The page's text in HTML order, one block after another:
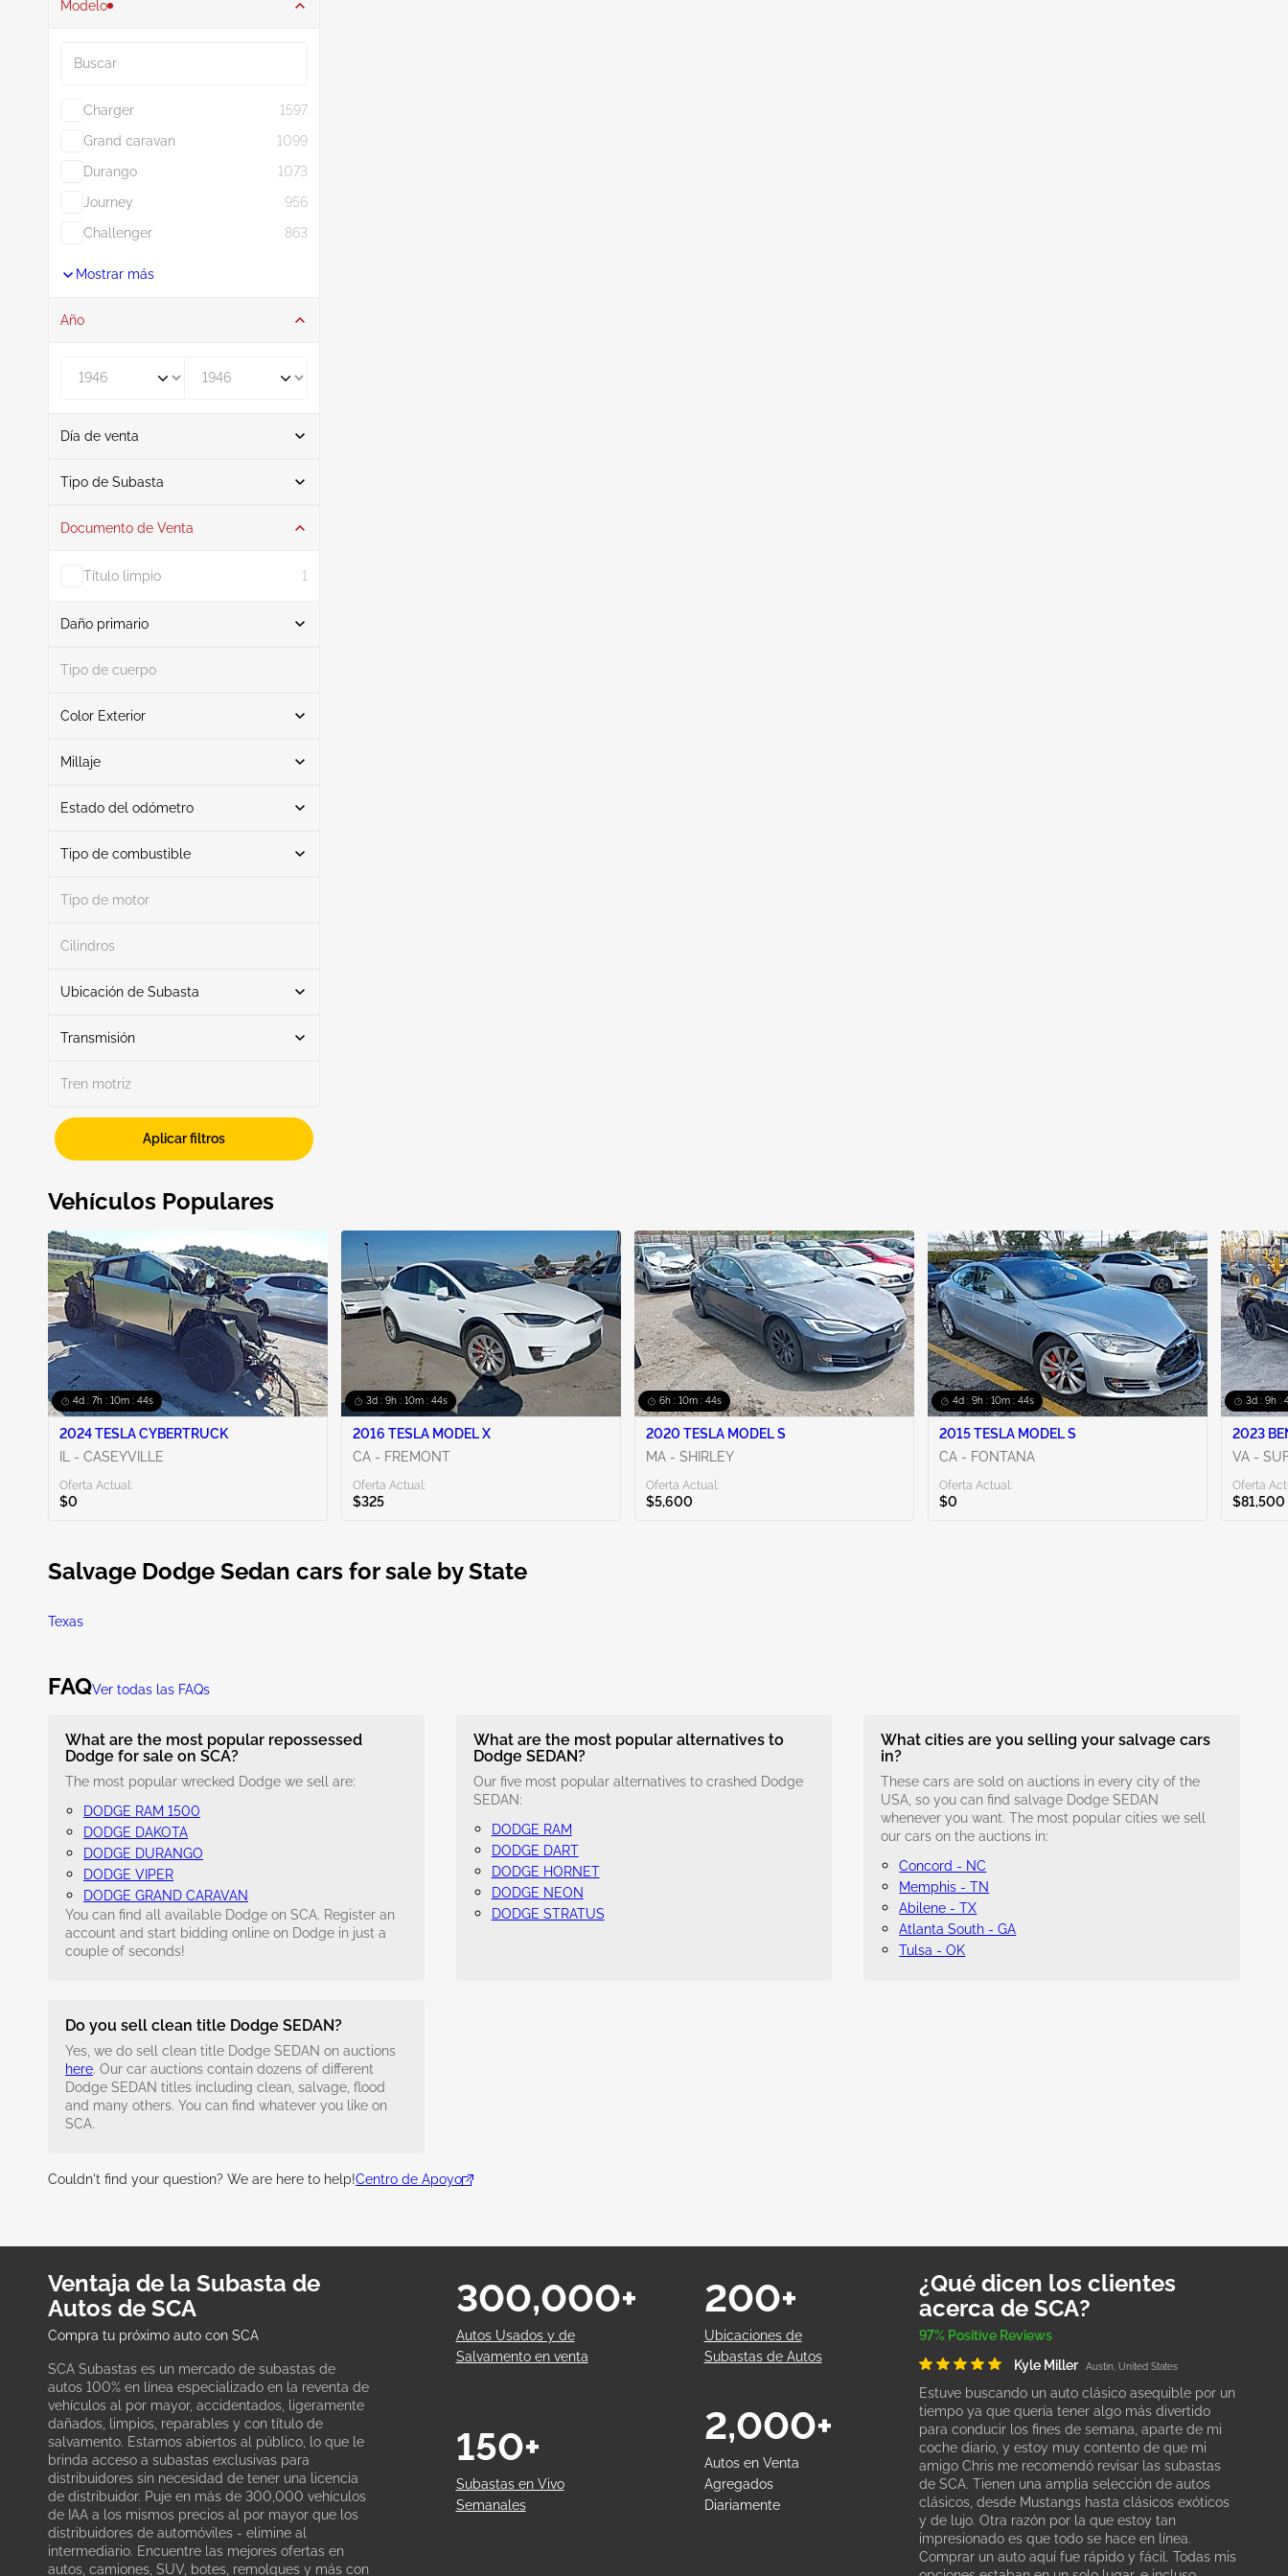
Modelo
Charger
1597
Grand caravan
1099
Durango
1073
Journey
956
Challenger
863
Mostrar más
Año
Día de venta
De
Tipo de Subasta
Subasta 1
Documento de Venta
Título limpio 1
Daño primario
Tipo de cuerpo
Color Exterior
Millaje
Estado del odómetro
Real 1
Tipo de combustible
Otro
Tipo de motor
Cilindros
Ubicación de Subasta
Buscar
1
Transmisión
Automático
Tren motriz
Aplicar filtros
Vehículos Populares
4d : 7h : 10m : 43s
2024 TESLA CYBERTRUCK
IL - CASEYVILLE
Oferta Actual:
$0
3d : 9h : 10m : 43s
2016 TESLA MODEL X
CA - FREMONT
Oferta Actual:
$325
6h : 10m : 43s
2020 TESLA MODEL S
MA - SHIRLEY
Oferta Actual:
$5,600
4d : 9h : 10m : 43s
2015 TESLA MODEL S
CA - FONTANA
Oferta Actual:
$0
3d : 9h :
2023
VA -
Oferta
$81,500
Salvage Dodge Sedan cars for sale by State
Texas
FAQVer todas las FAQs
What are the most popular repossessed
Dodge for sale on SCA?
The most popular wrecked Dodge we sell are:
DODGE RAM 1500
DODGE DAKOTA
DODGE DURANGO
DODGE VIPER
DODGE GRAND CARAVAN
You can find all available Dodge on SCA. Register an
account and start bidding online on Dodge in just a
couple of seconds!
What are the most popular alternatives to
Dodge SEDAN?
Our five most popular alternatives to crashed Dodge
SEDAN:
DODGE RAM
DODGE DART
DODGE HORNET
DODGE NEON
DODGE STRATUS
What cities are you selling your salvage cars
in?
These cars are sold on auctions in every city of the
USA, so you can find salvage Dodge SEDAN
whenever you want. The most popular cities we sell
our cars on the auctions in:
Concord - NC
Memphis - TN
Abilene - TX
Atlanta South - GA
Tulsa - OK
Do you sell clean title Dodge SEDAN?
Yes, we do sell clean title Dodge SEDAN on auctions
here. Our car auctions contain dozens of different
Dodge SEDAN titles including clean, salvage, flood
and many others. You can find whatever you like on
SCA.
Couldn't find your question? We are here to help!Centro de Apoyo
Ventaja de la Subasta de
Autos de SCA
Compra tu próximo auto con SCA
SCA Subastas es un mercado de subastas de
autos 100% en línea especializado en la reventa de
vehículos al por mayor, accidentados, ligeramente
dañados, limpios, reparables y con título de
salvamento. Estamos abiertos al público, lo que le
brinda acceso a subastas exclusivas para
distribuidores sin necesidad de tener una licencia
de distribuidor. Puje en más de 300,000 vehículos
de IAA a los mismos precios al por mayor que los
distribuidores de automóviles - elimine al
intermediario. Encuentre las mejores ofertas en
autos, camiones, SUV, botes, remolques y más con
Autos Usados y de
Salvamento en venta
300,000+
Ubicaciones de
Subastas de Autos
200+
Subastas en Vivo
Semanales
150+
Autos en Venta
Agregados
Diariamente
2,000+
¿Qué dicen los clientes
acerca de SCA?
97% Positive Reviews
Kyle Miller
Austin, United States
Estuve buscando un auto clásico asequible por un
tiempo ya que quería tener algo más divertido
para conducir los fines de semana, aparte de mi
coche diario, y estoy muy contento de que mi
amigo Chris me recomendó revisar las subastas
de SCA. Tienen una amplia selección de autos
clásicos, desde Mustangs hasta clásicos exóticos
y de lujo. Otra razón por la que estoy tan
impresionado es que todo se hace en línea.
Comprar un auto aquí fue rápido y fácil. Todas mis